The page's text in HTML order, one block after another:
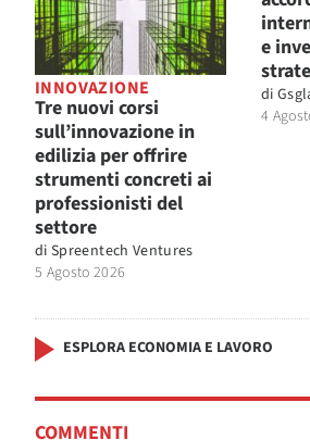
INNOVAZIONE
Tre nuovi corsi
sull’innovazione in
edilizia per offrire
strumenti concreti ai
professionisti del
settore
di Spreentech Ventures
5 Agosto 2026
e
di
4
ESPLORA ECONOMIA E LAVORO
COMMENTI